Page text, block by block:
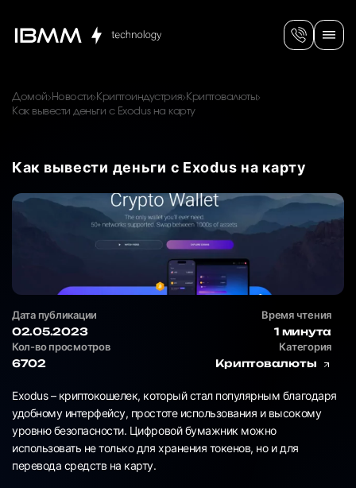
Домой Новости Криптоиндустрия Криптовалюты
Как вывести деньги с Exodus на карту
Как вывести деньги с Exodus на карту
Дата публикации
02.05.2023
Время чтения
1 минута
Кол-во просмотров
6702
Категория
Криптовалюты
Exodus – криптокошелек, который стал популярным благодаря
удобному интерфейсу, простоте использования и высокому
уровню безопасности. Цифровой бумажник можно
использовать не только для хранения токенов, но и для
перевода средств на карту.